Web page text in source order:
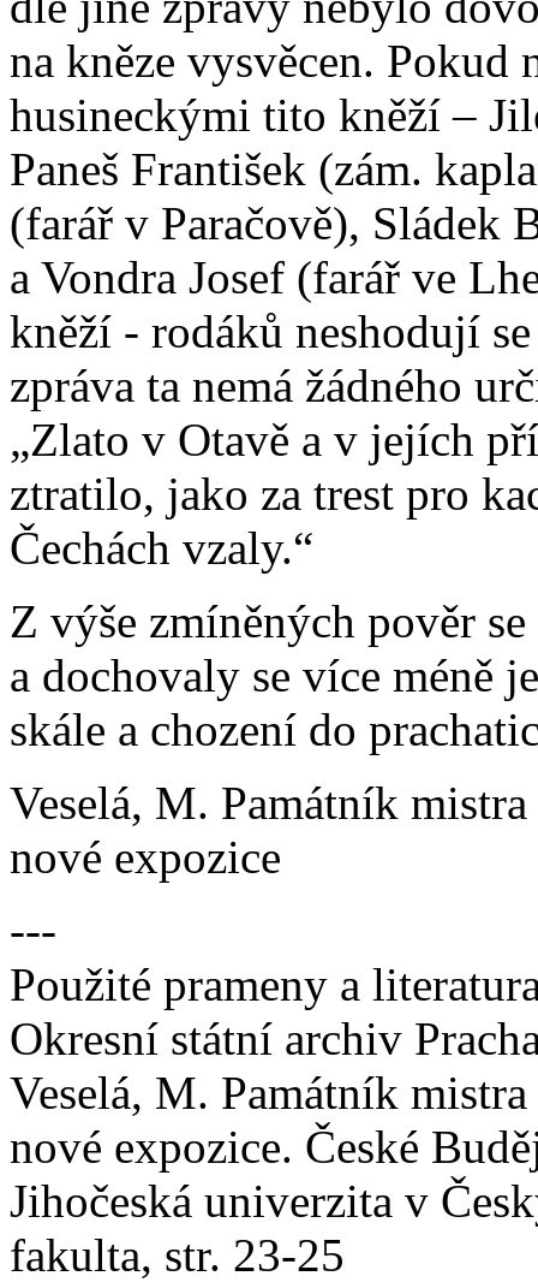
na kněze vysvěcen.
husineckými tito kněží –
Paneš František (zám.
(farář v Paračově), Sládek
a Vondra Josef (farář ve
kněží - rodáků neshodují
zpráva ta nemá žádného
„Zlato v Otavě a v jejích
ztratilo, jako za trest pro
Čechách vzaly.“
Z výše zmíněných pověr
a dochovaly se více méně
skále a chození do
Veselá, M. Památník
nové expozice
---
Použité prameny a
Okresní státní archiv
Veselá, M. Památník
nové expozice. České
Jihočeská univerzita v
fakulta, str. 23-25